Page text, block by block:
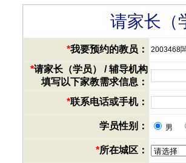
请家长（
*我要预约的教员： 2003468
*请家长（学员） / 辅导机构
填写以下家教需求信息：
*联系电话或手机：
学员性别： 男
*所在城区：